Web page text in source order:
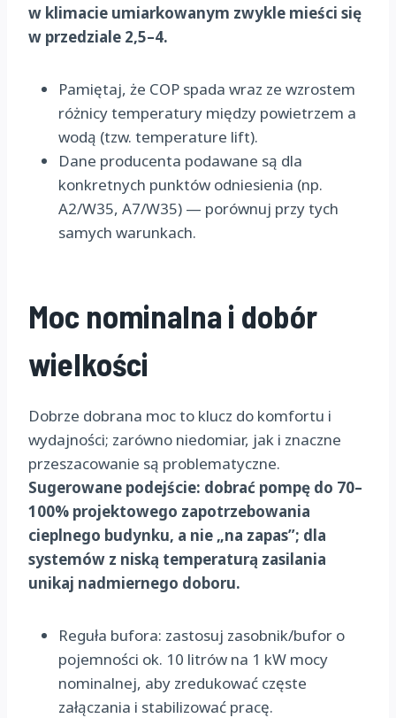
w klimacie umiarkowanym zwykle mieści się
w przedziale 2,5–4.
Pamiętaj, że COP spada wraz ze wzrostem
różnicy temperatury między powietrzem a
wodą (tzw. temperature lift).
Dane producenta podawane są dla
konkretnych punktów odniesienia (np.
A2/W35, A7/W35) — porównuj przy tych
samych warunkach.
Moc nominalna i dobór
wielkości
Dobrze dobrana moc to klucz do komfortu i
wydajności; zarówno niedomiar, jak i znaczne
przeszacowanie są problematyczne.
Sugerowane podejście: dobrać pompę do 70–
100% projektowego zapotrzebowania
cieplnego budynku, a nie „na zapas”; dla
systemów z niską temperaturą zasilania
unikaj nadmiernego doboru.
Reguła bufora: zastosuj zasobnik/bufor o
pojemności ok. 10 litrów na 1 kW mocy
nominalnej, aby zredukować częste
załączania i stabilizować pracę.